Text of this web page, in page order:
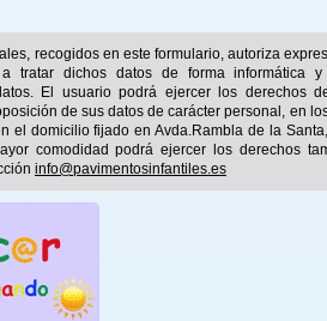
recogidos en este formulario, autoriza
a tratar dichos datos de forma informática y
El usuario podrá ejercer los derechos
de sus datos de carácter personal, en
el domicilio fijado en Avda.Rambla de la
comodidad podrá ejercer los derechos
info@pavimentosinfantiles.es